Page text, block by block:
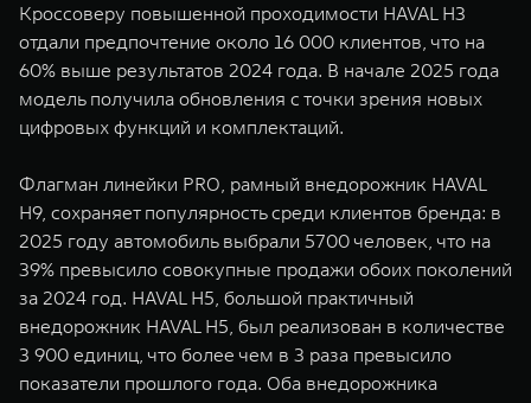
Кроссоверу повышенной проходимости HAVAL H3
отдали предпочтение около 16 000 клиентов, что на
60% выше результатов 2024 года. В начале 2025 года
модель получила обновления с точки зрения новых
цифровых функций и комплектаций.
Флагман линейки PRO, рамный внедорожник HAVAL
H9, сохраняет популярность среди клиентов бренда: в
2025 году автомобиль выбрали 5700 человек, что на
39% превысило совокупные продажи обоих поколений
за 2024 год. HAVAL H5, большой практичный
внедорожник HAVAL H5, был реализован в количестве
3 900 единиц, что более чем в 3 раза превысило
показатели прошлого года. Оба внедорожника